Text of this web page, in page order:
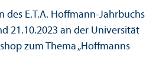
des E.T.A. Hoffmann-Jahrbuchs
21.10.2023 an der Universität
zum Thema „Hoffmanns